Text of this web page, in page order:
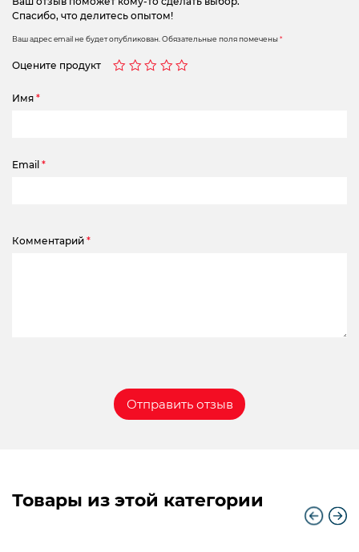
Спасибо, что делитесь опытом!
Ваш адрес email не будет опубликован.Обязательные поля помечены*
Оцените продукт
Имя *
Email *
Комментарий *
Товары из этой категории